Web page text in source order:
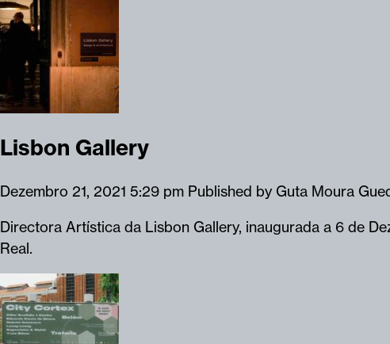
Lisbon Gallery
Dezembro 21, 2021 5:29 pm Published by Guta Moura
Directora Artística da Lisbon Gallery, inaugurada a 6 de
Real.